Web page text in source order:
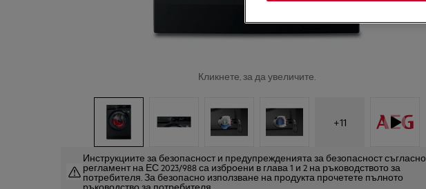
Кликнете, за да увеличите.
+11
Инструкциите за безопасност и предупрежденията за безопасност съгласно
регламент на ЕС 2023/988 са изброени в глава 1 и 2 на ръководството за
потребителя. За безопасно използване на продукта прочетете пълното
ръководство за потребителя.